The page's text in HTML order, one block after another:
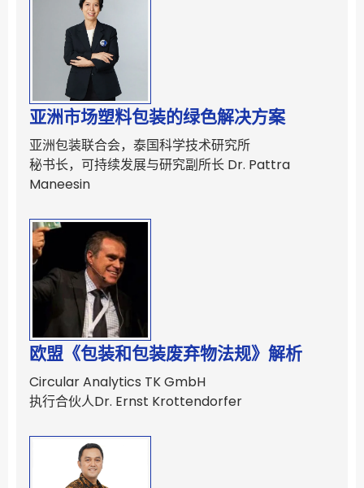
亚洲市场塑料包装的绿色解决方案
亚洲包装联合会，泰国科学技术研究所
秘书长，可持续发展与研究副所长 Dr. Pattra
Maneesin
欧盟《包装和包装废弃物法规》解析
Circular Analytics TK GmbH
执行合伙人Dr. Ernst Krottendorfer